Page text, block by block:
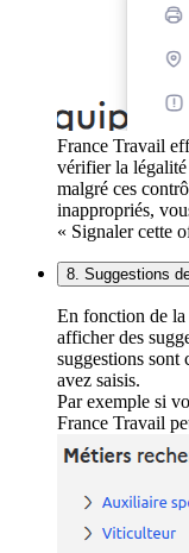
France Travail
vérifier la
malgré ces
inappropriés,
« Signaler cette
8. Suggestions
En fonction de la
afficher des
suggestions sont
avez saisis.
Par exemple si
France Travail